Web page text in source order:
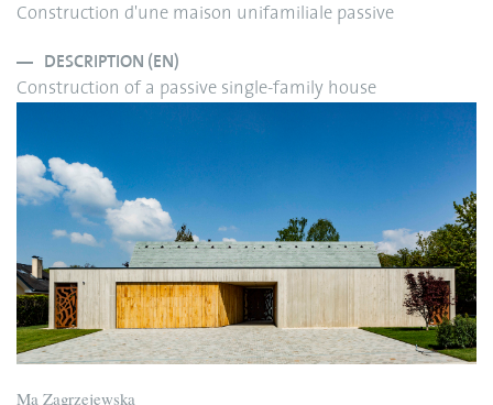
Construction d'une maison unifamiliale passive
DESCRIPTION (EN)
Construction of a passive single-family house
Ma Zagrzejewska